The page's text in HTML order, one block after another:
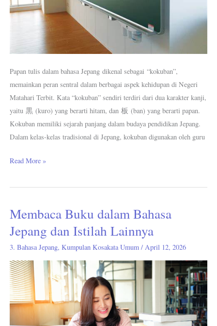
Papan tulis dalam bahasa Jepang dikenal sebagai “kokuban”,
memainkan peran sentral dalam berbagai aspek kehidupan di Negeri
Matahari Terbit. Kata “kokuban” sendiri terdiri dari dua karakter kanji,
yaitu 黒 (kuro) yang berarti hitam, dan 板 (ban) yang berarti papan.
Kokuban memiliki sejarah panjang dalam budaya pendidikan Jepang.
Dalam kelas-kelas tradisional di Jepang, kokuban digunakan oleh guru
Read More »
Membaca Buku dalam Bahasa
Jepang dan Istilah Lainnya
3. Bahasa Jepang, Kumpulan Kosakata Umum / April 12, 2026
Membaca
dalam
Bahasa
Jepang
dan
Istilah
Lainnya